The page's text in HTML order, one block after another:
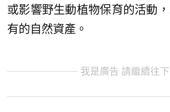
或影響野生動植物保育的活動
有的自然資產。
我是廣告 請繼續往